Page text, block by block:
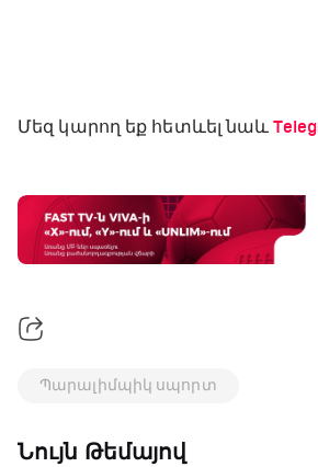
Մեզ կարող եք հետևել նաև
Պարալիմպիկ սպորտ
Նույն Թեմայով